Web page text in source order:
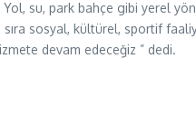
su, park bahçe gibi yerel
sıra sosyal, kültürel, sportif
devam edeceğiz ” dedi.